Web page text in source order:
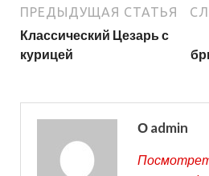
ПРЕДЫДУЩАЯ СТАТЬЯ
Классический Цезарь с
курицей
О admin